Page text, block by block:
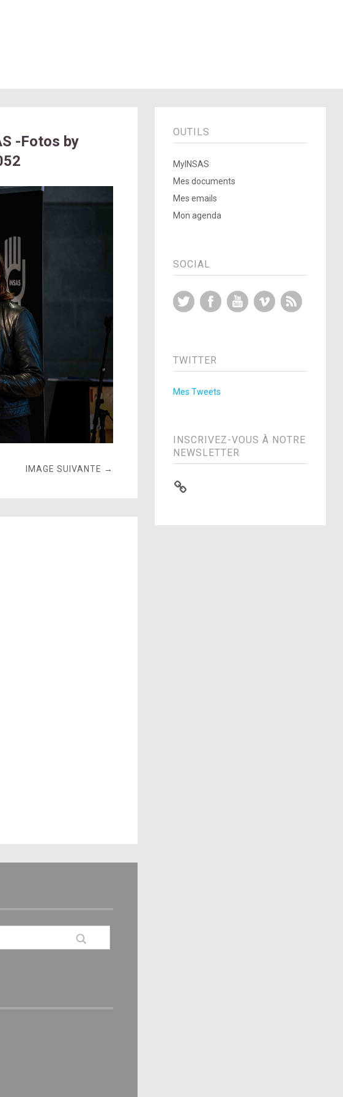
-Fotos by
IMAGE SUIVANTE →
OUTILS
MyINSAS
Mes documents
Mes emails
Mon agenda
SOCIAL
Twitter FacebookYouTubeVimeo
TWITTER
Mes Tweets
INSCRIVEZ-VOUS À NOTRE
NEWSLETTER